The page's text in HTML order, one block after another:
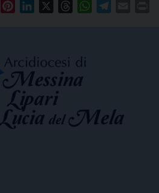
FacebookPinterestLinkedIn ThreadsWhatsApp